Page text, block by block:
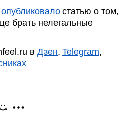
опубликовало статью о том,
брать нелегальные
в Дзен, Telegram,